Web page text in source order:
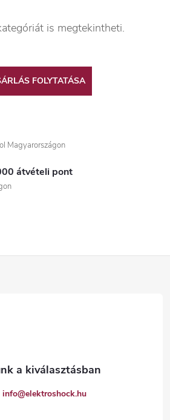
is megtekintheti.
FOLYTATÁSA
Magyarországon
átvételi pont
info@elektroshock.hu